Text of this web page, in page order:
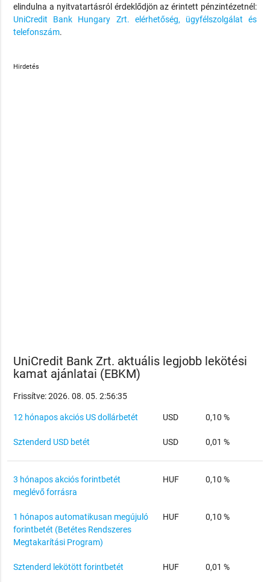
elindulna a nyitvatartásról érdeklődjön az érintett pénzintézetnél:
UniCredit Bank Hungary Zrt. elérhetőség, ügyfélszolgálat és
telefonszám.
Hirdetés
UniCredit Bank Zrt. aktuális legjobb lekötési
kamat ajánlatai (EBKM)
Frissítve: 2026. 08. 05. 2:56:35
12 hónapos akciós US dollárbetét USD 0,10 %
Sztenderd USD betét USD 0,01 %
3 hónapos akciós forintbetét
meglévő forrásra
HUF 0,10 %
1 hónapos automatikusan megújuló
forintbetét (Betétes Rendszeres
Megtakarítási Program)
HUF 0,10 %
Sztenderd lekötött forintbetét HUF 0,01 %